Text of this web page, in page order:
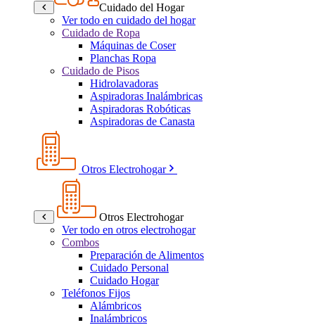
Cuidado del Hogar
Ver todo en cuidado del hogar
Cuidado de Ropa
Máquinas de Coser
Planchas Ropa
Cuidado de Pisos
Hidrolavadoras
Aspiradoras Inalámbricas
Aspiradoras Robóticas
Aspiradoras de Canasta
Otros Electrohogar
Otros Electrohogar
Ver todo en otros electrohogar
Combos
Preparación de Alimentos
Cuidado Personal
Cuidado Hogar
Teléfonos Fijos
Alámbricos
Inalámbricos